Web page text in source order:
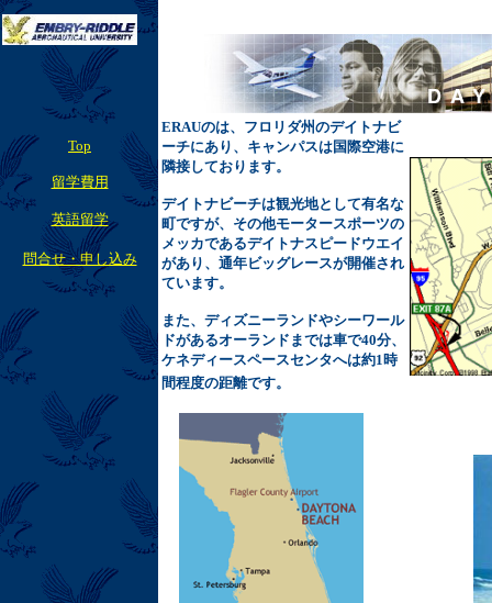
Top
留学費用
英語留学
問合せ・申し込み
ERAUのは、フロリダ州のデイトナビ
ーチにあり、キャンパスは国際空港に
隣接しております。
デイトナビーチは観光地として有名な
町ですが、その他モータースポーツの
メッカであるデイトナスピードウエイ
があり、通年ビッグレースが開催され
ています。
また、ディズニーランドやシーワール
ドがあるオーランドまでは車で40分、
ケネディースペースセンタへは約1時
間程度の距離です。